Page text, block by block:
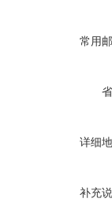
常用
详细
补充